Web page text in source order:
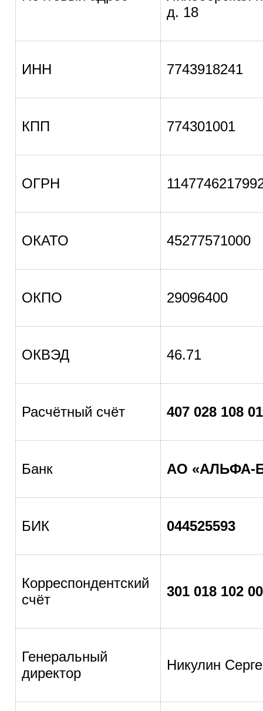
д. 18
ИНН 7743918241
КПП 774301001
ОГРН
ОКАТО 45277571000
ОКПО 29096400
ОКВЭД 46.71
Расчётный счёт 407 028 108
Банк АО «АЛЬФА-
БИК 044525593
Корреспондентский
счёт
301 018102
Генеральный
директор
Никулин